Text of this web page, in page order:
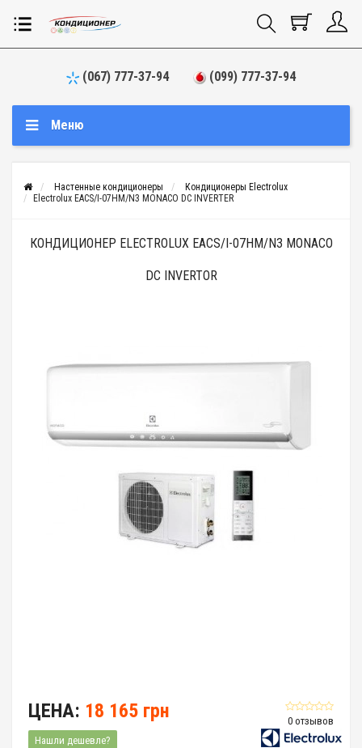
(067) 777-37-94 (099) 777-37-94
Меню
Настенные кондиционеры
Кондиционеры Electrolux
Electrolux EACS/I-07HM/N3 MONACO DC INVERTER
КОНДИЦИОНЕР ELECTROLUX EACS/I-07HM/N3 MONACO
DC INVERTOR
0 отзывов
ЦЕНА: 18 165 грн
Нашли дешевле?